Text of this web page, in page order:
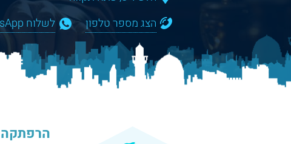
הצג מספר טלפון
לשלוח WhatsApp
הרפתקה